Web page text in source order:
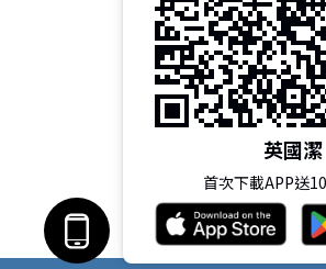
英國潔台灣總代理
綠色友善 Eco Care
英國潔
首次下載APP送